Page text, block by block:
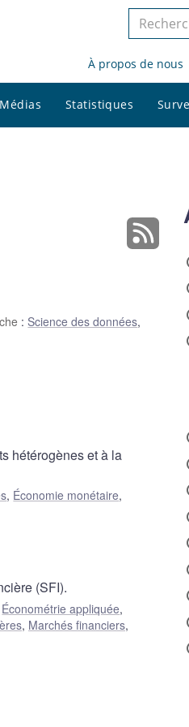
le
site
À propos de nous
Médias Statistiques
: Science des données,
hétérogènes et à la
, Économie monétaire,
(SFI).
Économétrie appliquée,
, Marchés financiers,